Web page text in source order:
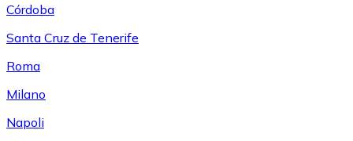
Córdoba
Santa Cruz de Tenerife
Roma
Milano
Napoli